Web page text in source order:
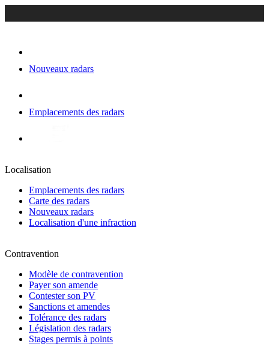
Nouveaux radars
Emplacements des radars
Localisation
Emplacements des radars
Carte des radars
Nouveaux radars
Localisation d'une infraction
Contravention
Modèle de contravention
Payer son amende
Contester son PV
Sanctions et amendes
Tolérance des radars
Législation des radars
Stages permis à points